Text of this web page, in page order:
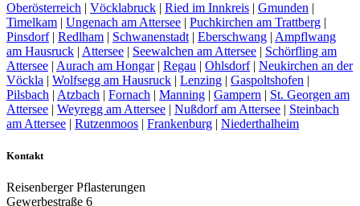
Oberösterreich | Vöcklabruck | Ried im Innkreis | Gmunden |
Timelkam | Ungenach am Attersee | Puchkirchen am Trattberg |
Pinsdorf| Redlham | Schwanenstadt| Eberschwang | Ampflwang
am Hausruck | Attersee | Seewalchen am Attersee | Schörfling am
Attersee | Aurach am Hongar| Regau | Ohlsdorf| Neukirchen an der
Vöckla | Wolfsegg am Hausruck | Lenzing | Gaspoltshofen |
Pilsbach | Atzbach | Fornach | Manning | Gampern | St. Georgen am
Attersee | Weyregg am Attersee | Nußdorf am Attersee | Steinbach
am Attersee | Rutzenmoos | Frankenburg | Niederthalheim
Kontakt
Reisenberger Pflasterungen
Gewerbestraße 6